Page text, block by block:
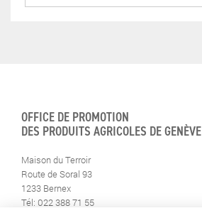
OFFICE DE PROMOTION
DES PRODUITS AGRICOLES DE GENÈVE
Maison du Terroir
Route de Soral 93
1233 Bernex
Tél: 022 388 71 55